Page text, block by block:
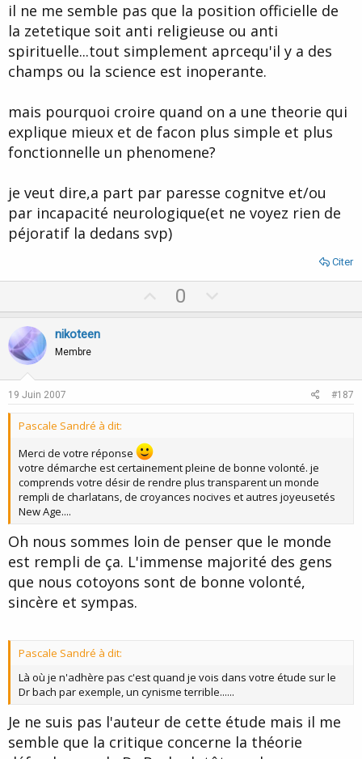
il ne me semble pas que la position officielle de
la zetetique soit anti religieuse ou anti
spirituelle...tout simplement aprcequ'il y a des
champs ou la science est inoperante.
mais pourquoi croire quand on a une theorie qui
explique mieux et de facon plus simple et plus
fonctionnelle un phenomene?
je veut dire,a part par paresse cognitve et/ou
par incapacité neurologique(et ne voyez rien de
péjoratif la dedans svp)
Citer
p
0
o
nikoteen
Membre
19 Juin 2007 #187
Pascale Sandré à dit:
Merci de votre réponse
votre démarche est certainement pleine de bonne volonté. je
comprends votre désir de rendre plus transparent un monde
rempli de charlatans, de croyances nocives et autres joyeusetés
New Age....
Oh nous sommes loin de penser que le monde
est rempli de ça. L'immense majorité des gens
que nous cotoyons sont de bonne volonté,
sincère et sympas.
Pascale Sandré à dit:
Là où je n'adhère pas c'est quand je vois dans votre étude sur le
Dr bach par exemple, un cynisme terrible......
Je ne suis pas l'auteur de cette étude mais il me
semble que la critique concerne la théorie